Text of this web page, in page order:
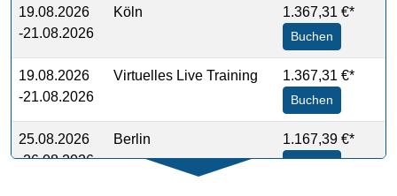
19.08.2026
-21.08.2026
Köln 1.367,31 €*
Buchen
19.08.2026
-21.08.2026
Virtuelles Live Training 1.367,31 €*
Buchen
25.08.2026
-26.08.2026
Berlin 1.167,39 €*
Buchen